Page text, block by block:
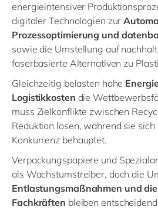
energieintensiver
digitaler Technologien zur
Prozessoptimierung und
sowie die Umstellung auf
faserbasierte Alternativen zu
Gleichzeitig belasten hohe
Logistikkosten die
muss Zielkonflikte zwischen
Reduktion lösen, während sie
Konkurrenz behauptet.
Verpackungspapiere und
als Wachstumstreiber, doch die
Entlastungsmaßnahmen und
Fachkräften bleiben